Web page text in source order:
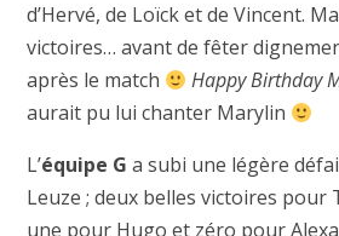
d’Hervé, de Loïck et de Vincent.
victoires… avant de fêter
après le match
Happy Birthday
aurait pu lui chanter Marylin
L’équipe G a subi une légère
Leuze ; deux belles victoires pour
une pour Hugo et zéro pour